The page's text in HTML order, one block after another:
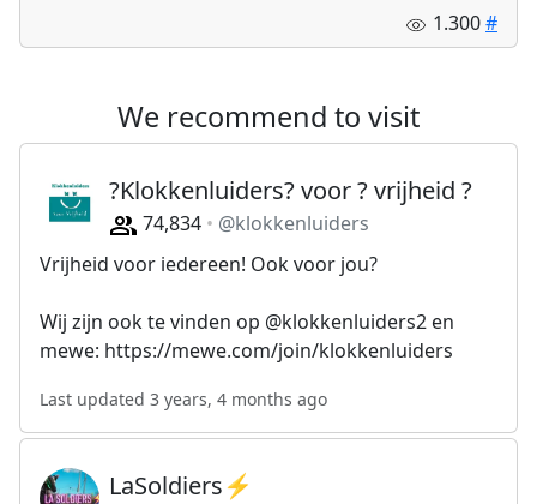
1.300#
We recommend to visit
?Klokkenluiders? voor ? vrijheid ?
74,834
@klokkenluiders
Vrijheid voor iedereen! Ook voor jou?
Wij zijn ook te vinden op @klokkenluiders2 en
mewe: https://mewe.com/join/klokkenluiders
Last updated 3 years, 4 months ago
LaSoldiers⚡️